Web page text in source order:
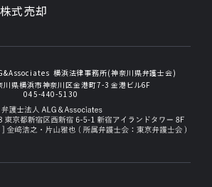
式売却
横浜法律事務所(神奈川県弁護士会)
川県横浜市神奈川区金港町7-3金港ビル6F
045-440-5130